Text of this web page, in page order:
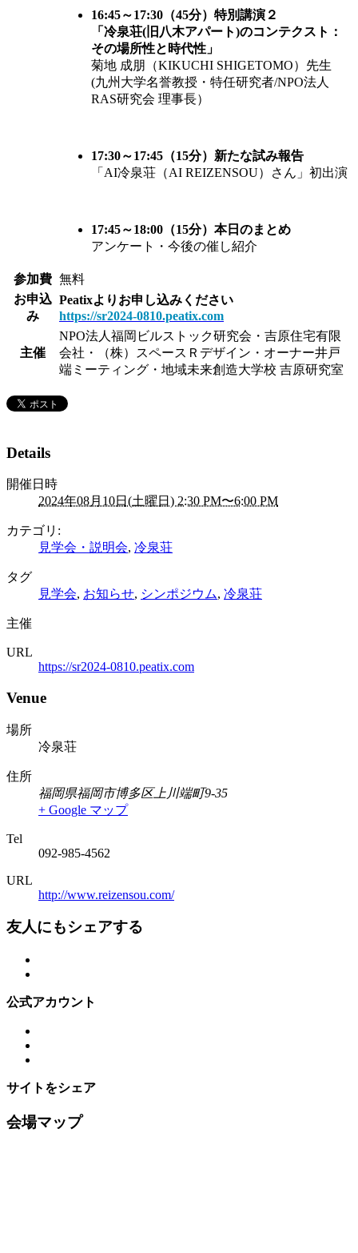
16:45～17:30（45分）特別講演２
「冷泉荘(旧八木アパート)のコンテクスト：
その場所性と時代性」
菊地 成朋（KIKUCHI SHIGETOMO）先生
(九州大学名誉教授・特任研究者/NPO法人
RAS研究会 理事長）
17:30～17:45（15分）新たな試み報告
「AI冷泉荘（AI REIZENSOU）さん」初出演
17:45～18:00（15分）本日のまとめ
アンケート・今後の催し紹介
参加費 無料
お申込
み
Peatixよりお申し込みください
https://sr2024-0810.peatix.com
主催
NPO法人福岡ビルストック研究会・吉原住宅有限
会社・（株）スペースＲデザイン・オーナー井戸
端ミーティング・地域未来創造大学校 吉原研究室
Details
開催日時
2024年08月10日(土曜日) 2:30 PM〜6:00 PM
カテゴリ:
見学会・説明会, 冷泉荘
タグ
見学会, お知らせ, シンポジウム, 冷泉荘
主催
URL
https://sr2024-0810.peatix.com
Venue
場所
冷泉荘
住所
福岡県福岡市博多区上川端町9-35
+ Google マップ
Tel
092-985-4562
URL
http://www.reizensou.com/
友人にもシェアする
公式アカウント
サイトをシェア
会場マップ